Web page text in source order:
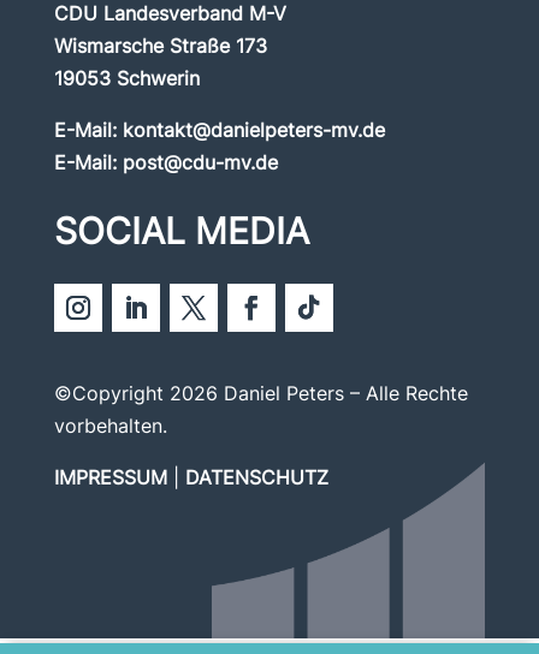
CDU Landesverband M-V
Wismarsche Straße 173
19053 Schwerin
E-Mail: kontakt@danielpeters-mv.de
E-Mail: post@cdu-mv.de
SOCIAL MEDIA
©Copyright 2026 Daniel Peters – Alle Rechte
vorbehalten.
IMPRESSUM| DATENSCHUTZ